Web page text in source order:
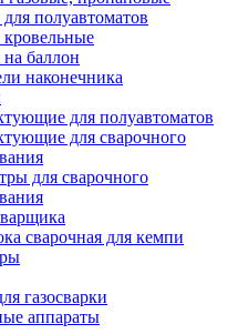
полуавтоматов
кровельные
баллон
наконечника
для полуавтоматов
для сварочного
для сварочного
сварочная для кемпи
газосварки
аппараты